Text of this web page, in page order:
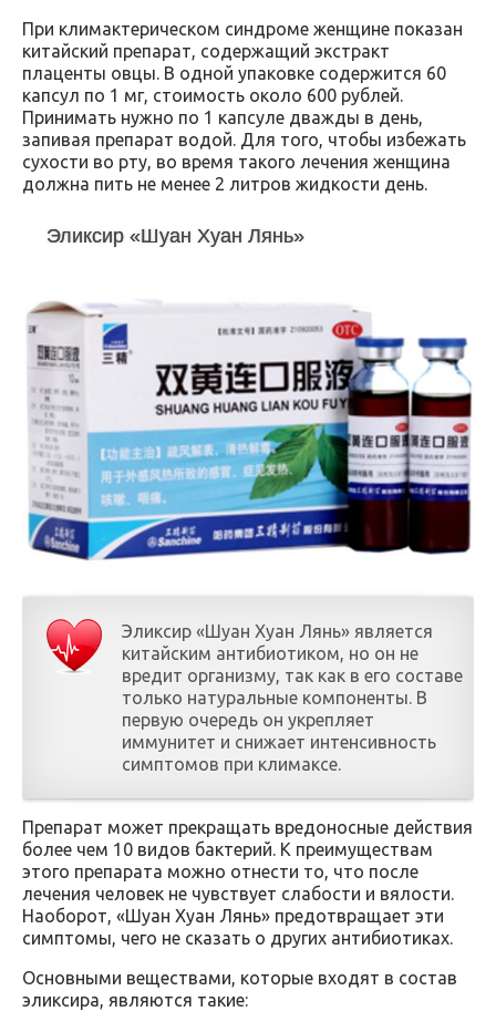
При климактерическом синдроме женщине показан
китайский препарат, содержащий экстракт
плаценты овцы. В одной упаковке содержится 60
капсул по 1 мг, стоимость около 600 рублей.
Принимать нужно по 1 капсуле дважды в день,
запивая препарат водой. Для того, чтобы избежать
сухости во рту, во время такого лечения женщина
должна пить не менее 2 литров жидкости день.
Эликсир «Шуан Хуан Лянь»
Эликсир «Шуан Хуан Лянь» является
китайским антибиотиком, но он не
вредит организму, так как в его составе
только натуральные компоненты. В
первую очередь он укрепляет
иммунитет и снижает интенсивность
симптомов при климаксе.
Препарат может прекращать вредоносные действия
более чем 10 видов бактерий. К преимуществам
этого препарата можно отнести то, что после
лечения человек не чувствует слабости и вялости.
Наоборот, «Шуан Хуан Лянь» предотвращает эти
симптомы, чего не сказать о других антибиотиках.
Основными веществами, которые входят в состав
эликсира, являются такие: